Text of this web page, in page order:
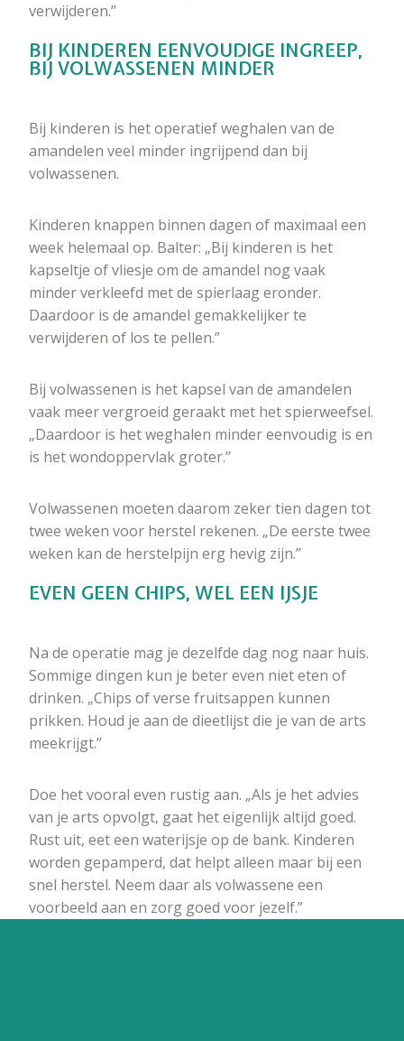
verwijderen.’’
BIJ KINDEREN EENVOUDIGE INGREEP,
BIJ VOLWASSENEN MINDER
Bij kinderen is het operatief weghalen van de
amandelen veel minder ingrijpend dan bij
volwassenen.
Kinderen knappen binnen dagen of maximaal een
week helemaal op. Balter: „Bij kinderen is het
kapseltje of vliesje om de amandel nog vaak
minder verkleefd met de spierlaag eronder.
Daardoor is de amandel gemakkelijker te
verwijderen of los te pellen.”
Bij volwassenen is het kapsel van de amandelen
vaak meer vergroeid geraakt met het spierweefsel.
„Daardoor is het weghalen minder eenvoudig is en
is het wondoppervlak groter.’’
Volwassenen moeten daarom zeker tien dagen tot
twee weken voor herstel rekenen. „De eerste twee
weken kan de herstelpijn erg hevig zijn.’’
EVEN GEEN CHIPS, WEL EEN IJSJE
Na de operatie mag je dezelfde dag nog naar huis.
Sommige dingen kun je beter even niet eten of
drinken. „Chips of verse fruitsappen kunnen
prikken. Houd je aan de dieetlijst die je van de arts
meekrijgt.’’
Doe het vooral even rustig aan. „Als je het advies
van je arts opvolgt, gaat het eigenlijk altijd goed.
Rust uit, eet een waterijsje op de bank. Kinderen
worden gepamperd, dat helpt alleen maar bij een
snel herstel. Neem daar als volwassene een
voorbeeld aan en zorg goed voor jezelf.”